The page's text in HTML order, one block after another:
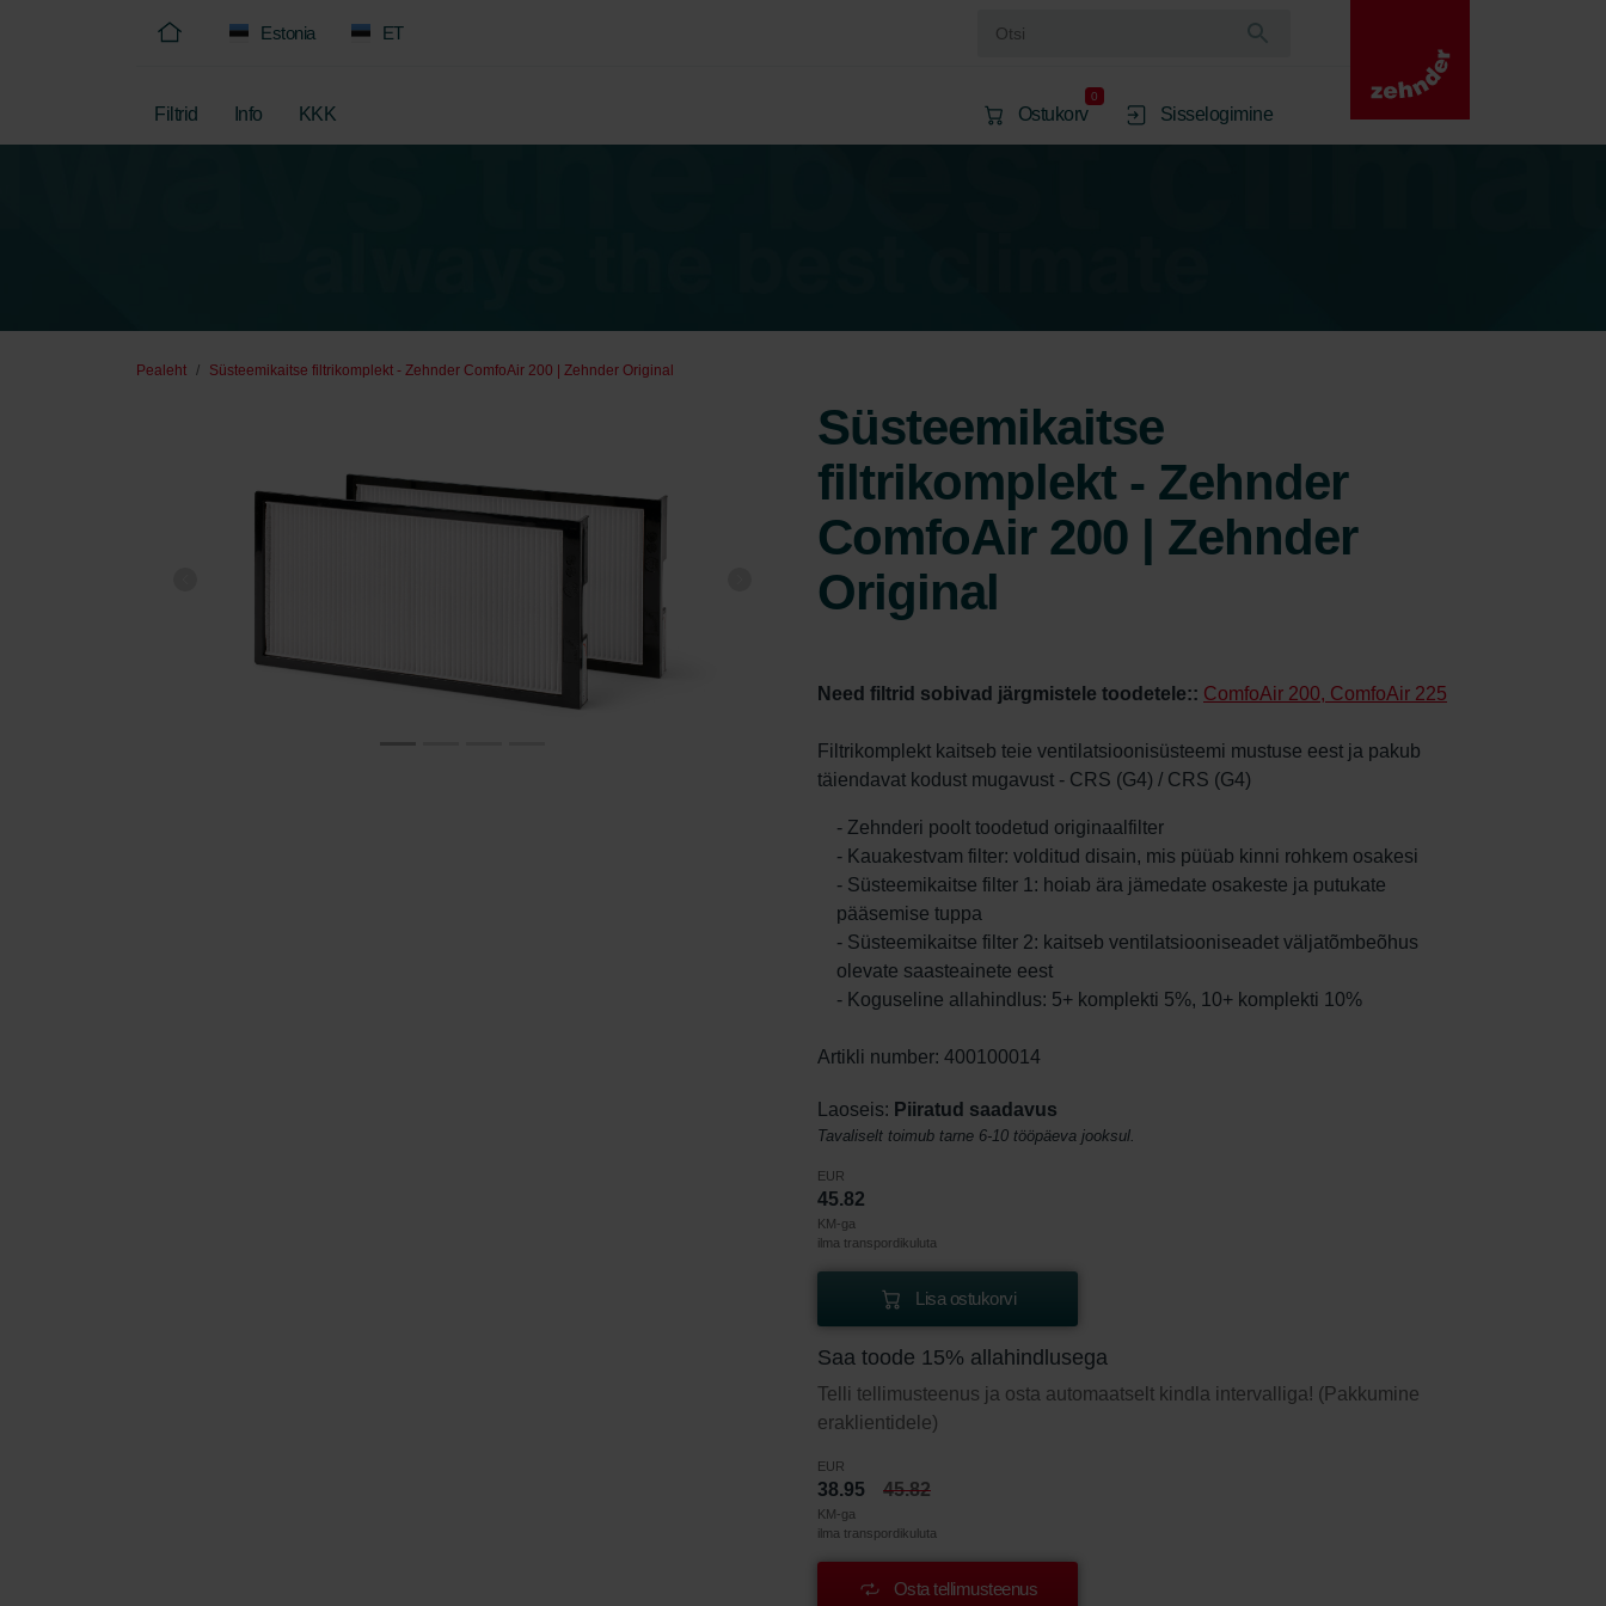
Estonia ET
Filtrid Info KKK Ostukorv
0
Sisselogimine
Pealeht Süsteemikaitse filtrikomplekt - Zehnder ComfoAir 200 | Zehnder Original
Süsteemikaitse
filtrikomplekt - Zehnder
ComfoAir 200 | Zehnder
Original
Need filtrid sobivad järgmistele toodetele:: ComfoAir 200, ComfoAir 225
Filtrikomplekt kaitseb teie ventilatsioonisüsteemi mustuse eest ja pakub
täiendavat kodust mugavust - CRS (G4) / CRS (G4)
- Zehnderi poolt toodetud originaalfilter
- Kauakestvam filter: volditud disain, mis püüab kinni rohkem osakesi
- Süsteemikaitse filter 1: hoiab ära jämedate osakeste ja putukate
pääsemise tuppa
- Süsteemikaitse filter 2: kaitseb ventilatsiooniseadet väljatõmbeõhus
olevate saasteainete eest
- Koguseline allahindlus: 5+ komplekti 5%, 10+ komplekti 10%
Artikli number: 400100014
Laoseis: Piiratud saadavus
Tavaliselt toimub tarne 6-10 tööpäeva jooksul.
EUR
45.82
KM-ga
ilma transpordikuluta
Lisa ostukorvi
Saa toode 15% allahindlusega
Telli tellimusteenus ja osta automaatselt kindla intervalliga! (Pakkumine
eraklientidele)
EUR
38.95 45.82
KM-ga
ilma transpordikuluta
Osta tellimusteenus